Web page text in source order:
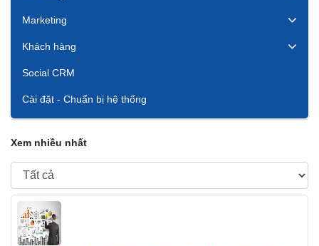
Marketing
Khách hàng
Social CRM
Cài đặt - Chuẩn bị hệ thống
Xem nhiều nhất